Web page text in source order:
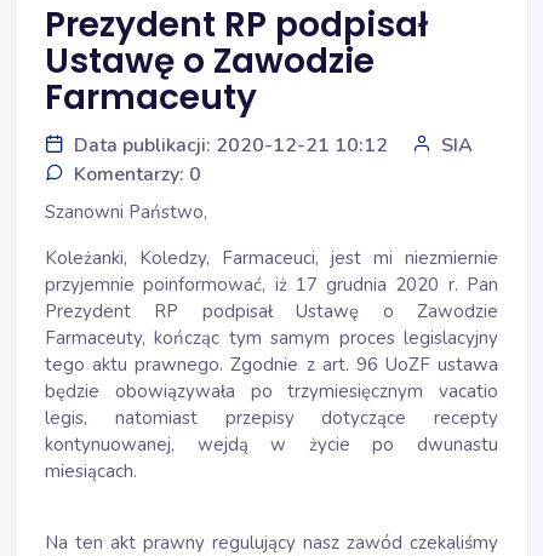
Prezydent RP podpisał
Ustawę o Zawodzie
Farmaceuty
Data publikacji: 2020-12-21 10:12
SIA
Komentarzy: 0
Szanowni Państwo,
Koleżanki, Koledzy, Farmaceuci, jest mi niezmiernie
przyjemnie poinformować, iż 17 grudnia 2020 r. Pan
Prezydent RP podpisał Ustawę o Zawodzie
Farmaceuty, kończąc tym samym proces legislacyjny
tego aktu prawnego. Zgodnie z art. 96 UoZF ustawa
będzie obowiązywała po trzymiesięcznym vacatio
legis, natomiast przepisy dotyczące recepty
kontynuowanej, wejdą w życie po dwunastu
miesiącach.
Na ten akt prawny regulujący nasz zawód czekaliśmy